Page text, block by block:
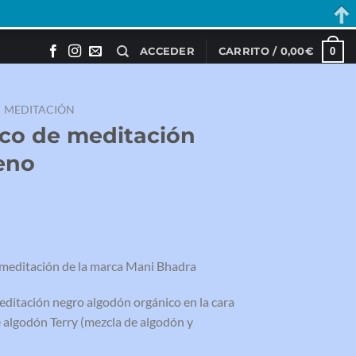
ACCEDER CARRITO / 0,00€ 0
MEDITACIÓN
de meditación
de la marca Mani Bhadra
negro algodón orgánico en la cara
Terry (mezcla de algodón y